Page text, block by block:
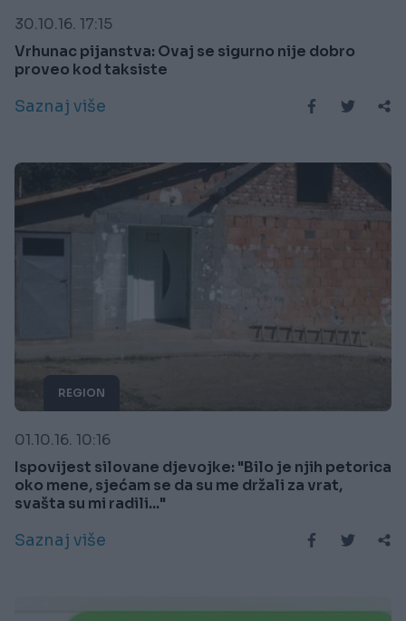
30.10.16. 17:15
Vrhunac pijanstva: Ovaj se sigurno nije dobro
proveo kod taksiste
Saznaj više
REGION
01.10.16. 10:16
Ispovijest silovane djevojke: "Bilo je njih petorica
oko mene, sjećam se da su me držali za vrat,
svašta su mi radili..."
Saznaj više